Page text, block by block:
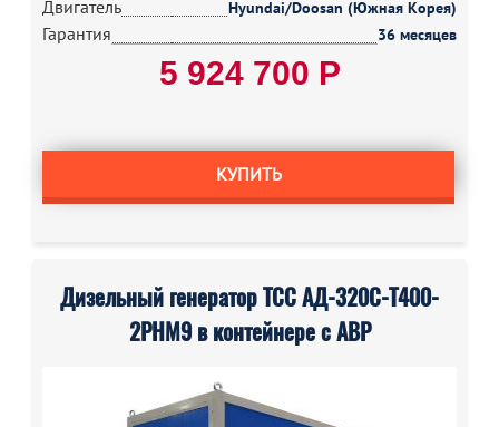
Двигатель Hyundai/Doosan (Южная Корея)
Гарантия 36 месяцев
5 924 700 Р
КУПИТЬ
Дизельный генератор ТСС АД-320С-Т400-
2РНМ9 в контейнере с АВР